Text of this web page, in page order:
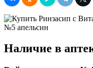
Наличие в